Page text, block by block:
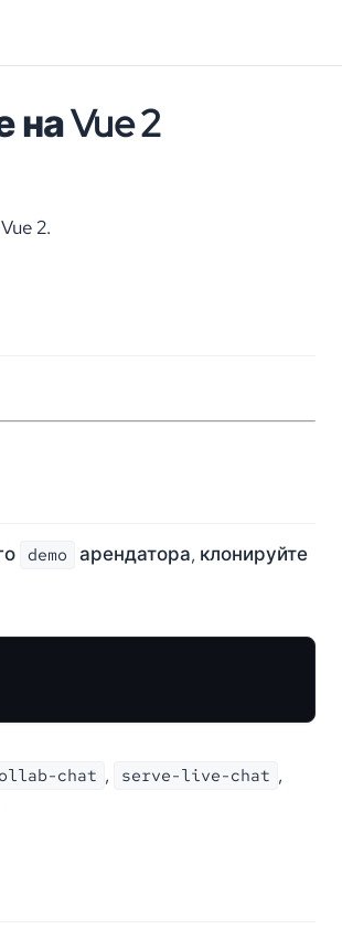
Vue 2
2.
demo арендатора, клонируйте
chat , serve-live-chat ,